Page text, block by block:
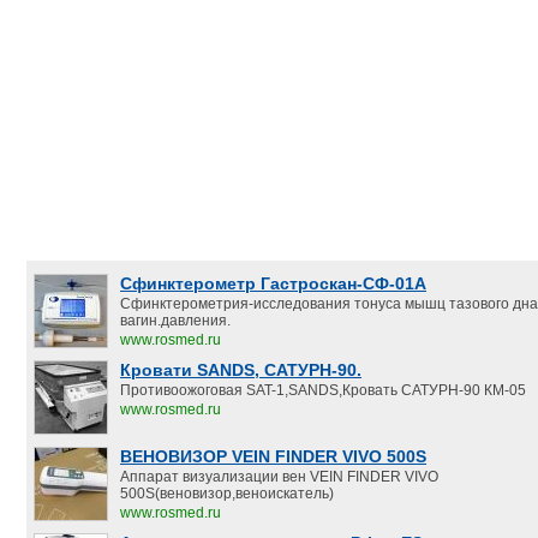
Сфинктерометр Гастроскан-СФ-01А
Сфинктерометрия-исследования тонуса мышц тазового
вагин.давления.
www.rosmed.ru
Кровати SANDS, САТУРН-90.
Противоожоговая SAT-1,SANDS,Кровать САТУРН-90 КМ-05
www.rosmed.ru
ВЕНОВИЗОР VEIN FINDER VIVO 500S
Аппарат визуализации вен VEIN FINDER VIVO
500S(веновизор,веноискатель)
www.rosmed.ru